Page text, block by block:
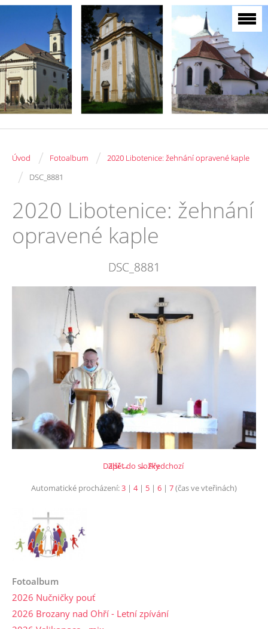
Úvod / Fotoalbum / 2020 Libotenice: žehnání opravené kaple
/ DSC_8881
2020 Libotenice: žehnání
opravené kaple
DSC_8881
← Předchozí
Další →
Zpět do složky
Automatické procházení:3 | 4| 5 | 6 | 7(čas ve vteřinách)
Fotoalbum
2026 Nučničky pouť
2026 Brozany nad Ohří - Letní zpívání